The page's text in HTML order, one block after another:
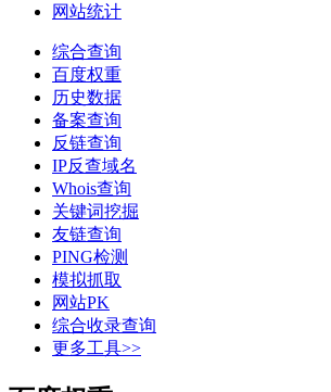
网站统计
综合查询
百度权重
历史数据
备案查询
反链查询
IP反查域名
Whois查询
关键词挖掘
友链查询
PING检测
模拟抓取
网站PK
综合收录查询
更多工具>>